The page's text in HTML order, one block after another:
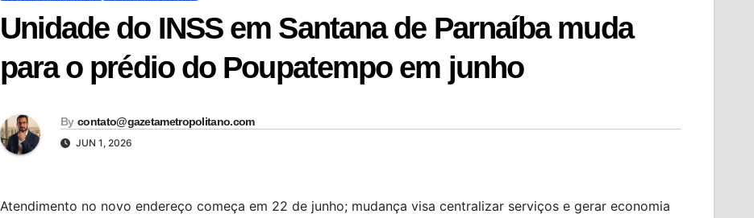
Unidade do INSS em Santana de Parnaíba muda
para o prédio do Poupatempo em junho
By contato@gazetametropolitano.com
JUN 1, 2026
Atendimento no novo endereço começa em 22 de junho; mudança visa centralizar serviços e gerar economia